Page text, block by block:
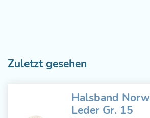
Zuletzt gesehen
Halsband
Leder Gr. 15